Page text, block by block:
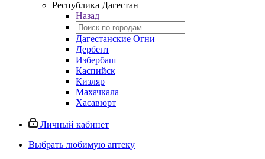
Республика Дагестан
Назад
Дагестанские Огни
Дербент
Избербаш
Каспийск
Кизляр
Махачкала
Хасавюрт
Личный кабинет
Выбрать любимую аптеку